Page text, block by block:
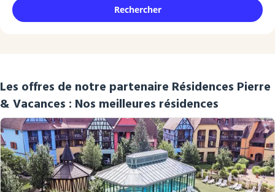
Rechercher
Les offres de notre partenaire Résidences Pierre
& Vacances : Nos meilleures résidences